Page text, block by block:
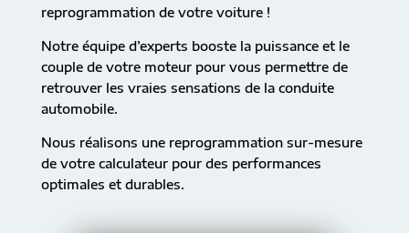
reprogrammation de votre voiture !
Notre équipe d’experts booste la puissance et le
couple de votre moteur pour vous permettre de
retrouver les vraies sensations de la conduite
automobile.
Nous réalisons une reprogrammation sur-mesure
de votre calculateur pour des performances
optimales et durables.